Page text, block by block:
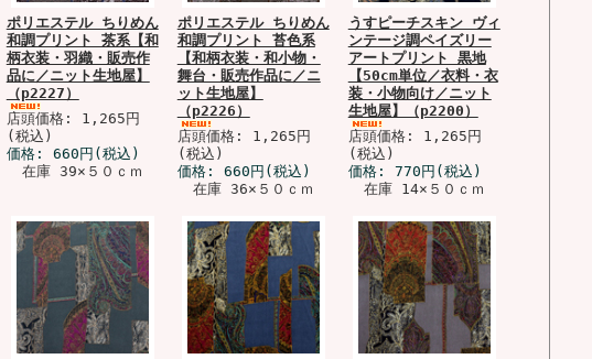
ポリエステル ちりめん
和調プリント 茶系【和
柄衣装・羽織・販売作
品に／ニット生地屋】
（p2227）
店頭価格: 1,265円
(税込)
価格: 660円 (税込)
在庫 39×５０ｃｍ
ポリエステル ちりめん
和調プリント 苔色系
【和柄衣装・和小物・
舞台・販売作品に／ニ
ット生地屋】
（p2226）
店頭価格: 1,265円
(税込)
価格: 660円 (税込)
在庫 36×５０ｃｍ
うすピーチスキン ヴィ
ンテージ調ペイズリー
アートプリント 黒地
【50cm単位／衣料・衣
装・小物向け／ニット
生地屋】（p2200）
店頭価格: 1,265円
(税込)
価格: 770円 (税込)
在庫 14×５０ｃｍ